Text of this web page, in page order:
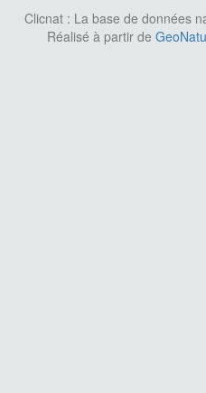
Clicnat : La base de données
Réalisé à partir de